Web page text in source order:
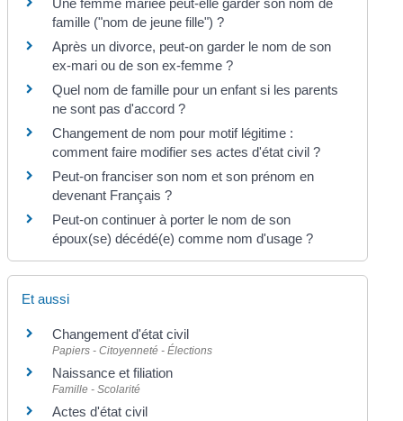
Une femme mariée peut-elle garder son nom de
famille ("nom de jeune fille") ?
Après un divorce, peut-on garder le nom de son
ex-mari ou de son ex-femme ?
Quel nom de famille pour un enfant si les parents
ne sont pas d'accord ?
Changement de nom pour motif légitime :
comment faire modifier ses actes d'état civil ?
Peut-on franciser son nom et son prénom en
devenant Français ?
Peut-on continuer à porter le nom de son
époux(se) décédé(e) comme nom d'usage ?
Et aussi
Changement d'état civil
Papiers - Citoyenneté - Élections
Naissance et filiation
Famille - Scolarité
Actes d'état civil